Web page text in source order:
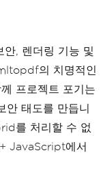
, 렌더링 기능 및
의 치명적인
프로젝트 포기는
안 태도를 만듭니
를 처리할 수 없
JavaScript에서